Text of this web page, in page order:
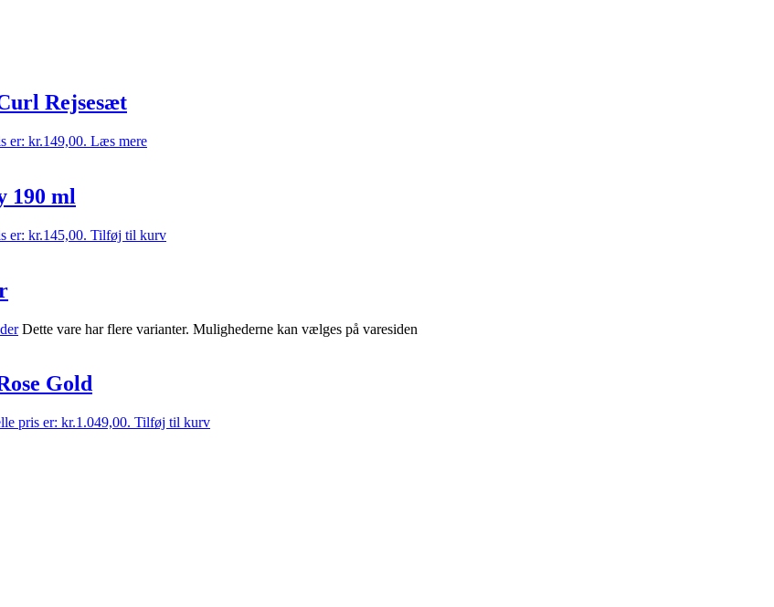
Rejsesæt
er: kr.149,00. Læs mere
190 ml
er: kr.145,00. Tilføj til kurv
Dette vare har flere varianter. Mulighederne kan vælges på varesiden
Gold
pris er: kr.1.049,00. Tilføj til kurv